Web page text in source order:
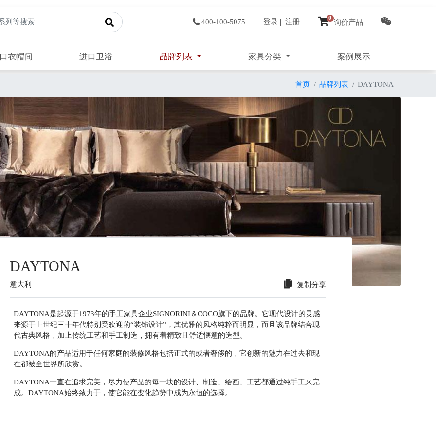
400-100-5075 登录 |注册 0
询价产品
衣帽间 进口卫浴 品牌列表 家具分类 案例展示
首页 品牌列表 DAYTONA
DAYTONA
意大利 复制分享
DAYTONA是起源于1973年的手工家具企业SIGNORINI＆COCO旗下的品牌。它现代设计的灵感
来源于上世纪三十年代特别受欢迎的“装饰设计”，其优雅的风格纯粹而明显，而且该品牌结合现
代古典风格，加上传统工艺和手工制造，拥有着精致且舒适惬意的造型。
DAYTONA的产品适用于任何家庭的装修风格包括正式的或者奢侈的，它创新的魅力在过去和现
在都被全世界所欣赏。
DAYTONA一直在追求完美，尽力使产品的每一块的设计、制造、绘画、工艺都通过纯手工来完
成。DAYTONA始终致力于，使它能在变化趋势中成为永恒的选择。